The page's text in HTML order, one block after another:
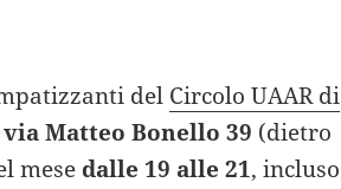
del Circolo UAAR di
via Matteo Bonello 39 (dietro
mese dalle 19 alle 21, incluso